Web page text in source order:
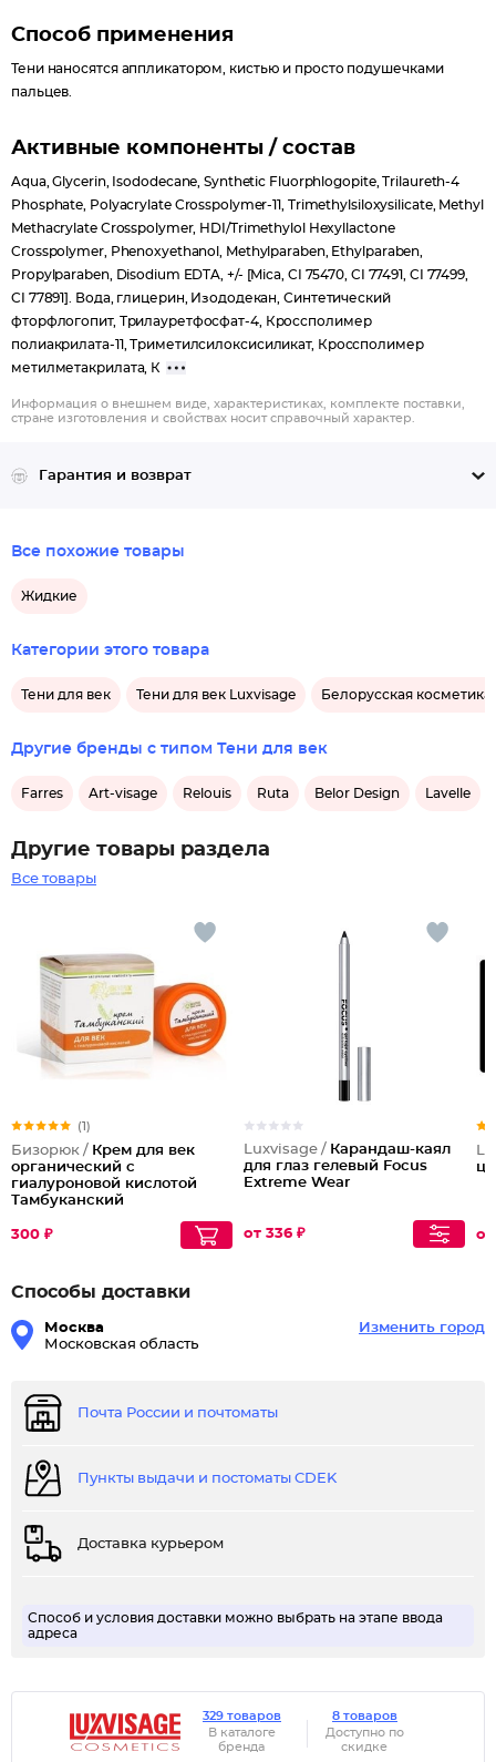
Способ применения
Тени наносятся аппликатором, кистью и просто подушечками
пальцев.
Активные компоненты / состав
Aqua, Glycerin, Isododecane, Synthetic Fluorphlogopite, Trilaureth-4
Phosphate, Polyacrylate Crosspolymer-11, Trimethylsiloxysilicate, Methyl
Methacrylate Crosspolymer, HDI/Trimethylol Hexyllactone
Crosspolymer, Phenoxyethanol, Methylparaben, Ethylparaben,
Propylparaben, Disodium EDTA, +/- [Mica, CI 75470, CI 77491, CI 77499,
CI 77891]. Вода, глицерин, Изододекан, Синтетический
фторфлогопит, Трилауретфосфат-4, Кроссполимер
полиакрилата-11, Триметилсилоксисиликат, Кроссполимер
метилметакрилата, К
Информация о внешнем виде, характеристиках, комплекте поставки,
стране изготовления и свойствах носит справочный характер.
Гарантия и возврат
Все похожие товары
Жидкие
Категории этого товара
Тени для век Тени для век Luxvisage Белорусская косметика
Другие бренды с типом Тени для век
Farres Art-visage Relouis Ruta Belor Design Lavelle
Другие товары раздела
Все товары
(1)
Бизорюк / Крем для век
органический с
гиалуроновой кислотой
Тамбуканский
300 ₽
Luxvisage / Карандаш-каял
для глаз гелевый Focus
Extreme Wear
от 336 ₽ от
Способы доставки
Москва
Московская область
Изменить город
Почта России и почтоматы
Пункты выдачи и постоматы CDEK
Доставка курьером
Способ и условия доставки можно выбрать на этапе ввода
адреса
329 товаров
В каталоге
бренда
8 товаров
Доступно по
скидке